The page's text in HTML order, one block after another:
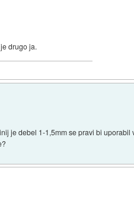
drugo ja.
je debel 1-1,5mm se pravi bi